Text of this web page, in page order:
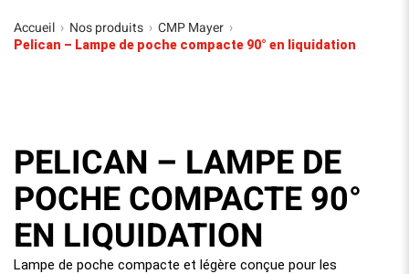
Accueil › Nos produits › CMP Mayer ›
Pelican – Lampe de poche compacte 90° en liquidation
PELICAN – LAMPE DE
POCHE COMPACTE 90°
EN LIQUIDATION
Lampe de poche compacte et légère conçue pour les